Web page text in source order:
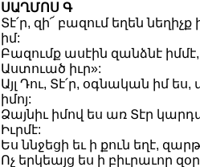
ՍԱՂՄՈՍ Գ
Տէ՛ր, զի՜ բազում եղեն
իմ:
Բազումք ասէին զանձնէ
Աստուած իւր»:
Այլ Դու, Տէ՛ր, օգնական իմ
իմոյ:
Ձայնիւ իմով ես առ Տէր
Իւրմէ:
Ես ննջեցի եւ ի քուն եղէ,
Ոչ երկեայց ես ի բիւրաւոր